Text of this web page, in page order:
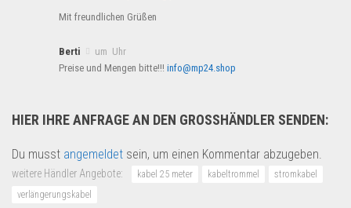
Mit freundlichen Grüßen
Berti
um Uhr
Preise und Mengen bitte!!! info@mp24.shop
HIER IHRE ANFRAGE AN DEN GROSSHÄNDLER SENDEN:
Du musst angemeldet sein, um einen Kommentar abzugeben.
weitere Händler Angebote: kabel 25 meter kabeltrommel
stromkabel
verlängerungskabel